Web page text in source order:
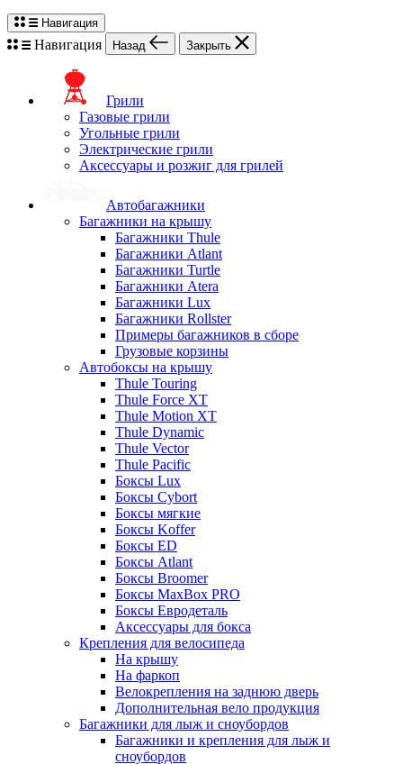
Навигация
Навигация Назад Закрыть
Грили
Газовые грили
Угольные грили
Электрические грили
Аксессуары и розжиг для грилей
Автобагажники
Багажники на крышу
Багажники Thule
Багажники Atlant
Багажники Turtle
Багажники Atera
Багажники Lux
Багажники Rollster
Примеры багажников в сборе
Грузовые корзины
Автобоксы на крышу
Thule Touring
Thule Force XT
Thule Motion XT
Thule Dynamic
Thule Vector
Thule Pacific
Боксы Lux
Боксы Cybort
Боксы мягкие
Боксы Koffer
Боксы ED
Боксы Atlant
Боксы Broomer
Боксы MaxBox PRO
Боксы Евродеталь
Аксессуары для бокса
Крепления для велосипеда
На крышу
На фаркоп
Велокрепления на заднюю дверь
Дополнительная вело продукция
Багажники для лыж и сноубордов
Багажники и крепления для лыж и
сноубордов